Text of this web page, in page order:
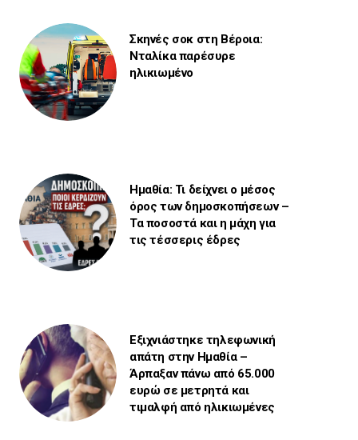
Σκηνές σοκ στη Βέροια:
Νταλίκα παρέσυρε
ηλικιωμένο
Ημαθία: Τι δείχνει ο μέσος
όρος των δημοσκοπήσεων –
Τα ποσοστά και η μάχη για
τις τέσσερις έδρες
Εξιχνιάστηκε τηλεφωνική
απάτη στην Ημαθία –
Άρπαξαν πάνω από 65.000
ευρώ σε μετρητά και
τιμαλφή από ηλικιωμένες